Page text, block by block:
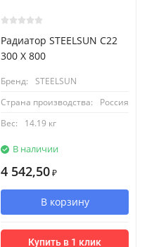
Радиатор STEELSUN С22
300 X 800
Бренд:
STEELSUN
Страна производства:
Россия
Вес:
14.19 кг
В наличии
4 542,50 ₽
В корзину
Купить в 1 клик